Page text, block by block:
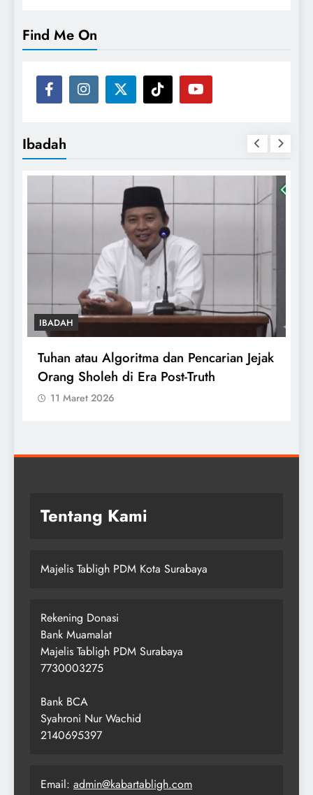
Find Me On
Ibadah
IBADAH
Tuhan atau Algoritma dan Pencarian Jejak
Orang Sholeh di Era Post-Truth
11 Maret 2026
Tentang Kami
Majelis Tabligh PDM Kota Surabaya
Rekening Donasi
Bank Muamalat
Majelis Tabligh PDM Surabaya
7730003275
Bank BCA
Syahroni Nur Wachid
2140695397
Email: admin@kabartabligh.com